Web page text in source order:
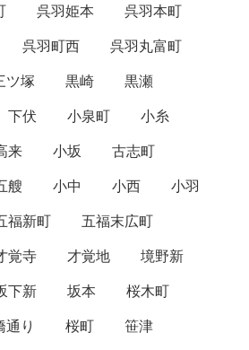
呉羽姫本
呉羽本町
呉羽町西
呉羽丸富町
ツ塚 黒崎
黒瀬
下伏 小泉町
小糸
来 小坂
古志町
艘 小中 小西
小羽
福新町
五福末広町
覚寺 才覚地
境野新
下新 坂本
桜木町
通り 桜町
笹津